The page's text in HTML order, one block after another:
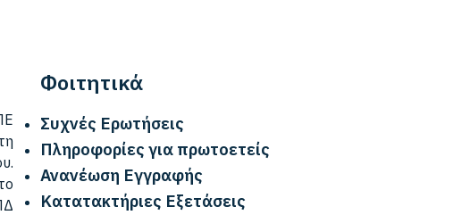
Φοιτητικά
Συχνές Ερωτήσεις
Πληροφορίες για πρωτοετείς
Ανανέωση Εγγραφής
Κατατακτήριες Εξετάσεις